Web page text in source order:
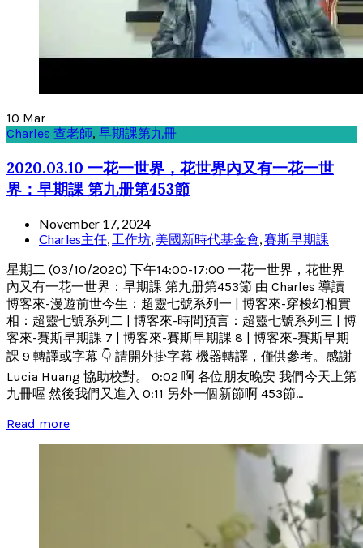
10 Mar
Charles 查老師, 早期課第九冊
2020.03.10 一花一世界，花世界內又有一花一世
界：早期課 第九册第453節
November 17, 2024
Charles主任 工作坊 美國新時代基金會 賽斯早期課
星期二 (03/10/2020) 下午14:00-17:00 一花一世界，花世界
內又有一花一世界：早期課 第九册第453節 由 Charles 導讀
博客來-漫遊前世今生：超靈七號系列一 | 博客來-穿梭幻相實
相：超靈七號系列二 | 博客來-時間預言：超靈七號系列三 | 博
客來-賽斯早期課 7 | 博客來-賽斯早期課 8 | 博客來-賽斯早期
課 9 轉譯或字幕 👇 請開外掛字幕 機器轉譯，僅供參考。感謝
Lucia Huang 協助校對。 0:02 啊 各位朋友晚安 我們今天上第
九冊喔 然後我們又進入 0:11 另外一個新節啊 453節...
Read more